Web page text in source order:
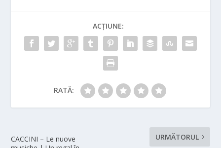
ACȚIUNE:
RATĂ:
CACCINI – Le nuove
URMĂTORUL